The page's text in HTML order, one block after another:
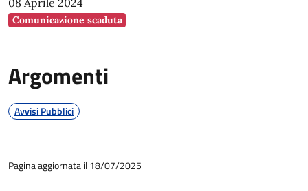
08 Aprile 2024
Comunicazione scaduta
Argomenti
Avvisi Pubblici
Pagina aggiornata il 18/07/2025